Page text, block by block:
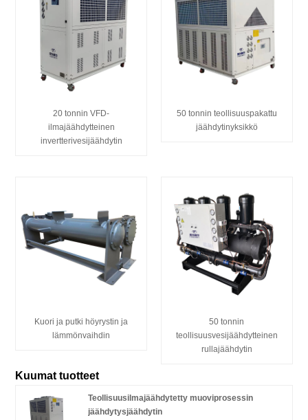
20 tonnin VFD-
ilmajäähdytteinen
invertterivesijäähdytin
50 tonnin teollisuuspakattu
jäähdytinyksikkö
Kuori ja putki höyrystin ja
lämmönvaihdin
50 tonnin
teollisuusvesijäähdytteinen
rullajäähdytin
Kuumat tuotteet
Teollisuusilmajäähdytetty muoviprosessin
jäähdytysjäähdytin